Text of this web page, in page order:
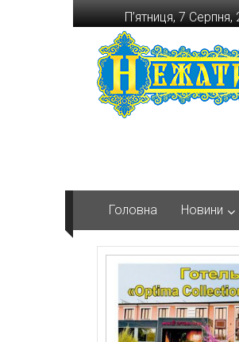
Перейти
до
вмісту
П’ятниця, 7 Серпня,
Головна Новини